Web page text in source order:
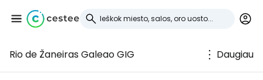
Rio de Žaneiras Galeao GIG Daugiau
Prisijunkite prie